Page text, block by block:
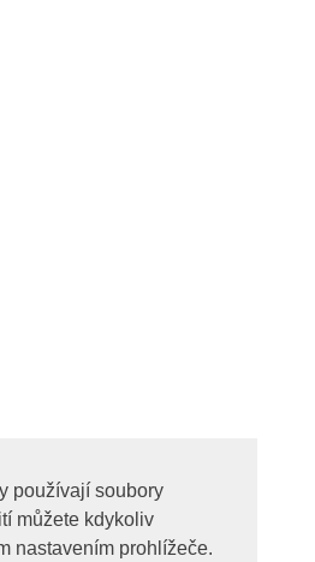
používají soubory
můžete kdykoliv
nastavením prohlížeče.